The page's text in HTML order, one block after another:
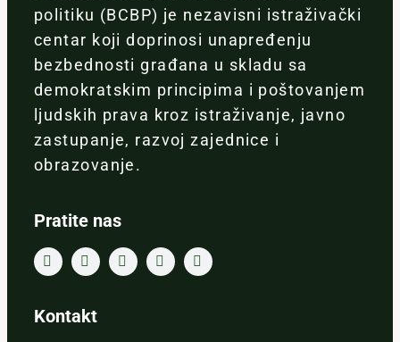
politiku (BCBP) je nezavisni istraživački
centar koji doprinosi unapređenju
bezbednosti građana u skladu sa
demokratskim principima i poštovanjem
ljudskih prava kroz istraživanje, javno
zastupanje, razvoj zajednice i
obrazovanje.
Pratite nas
Kontakt